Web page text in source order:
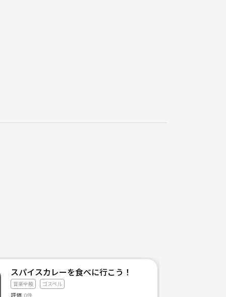
スパイスカレーを食べに行こう！
音楽全般 ゴスペル
評価 0件